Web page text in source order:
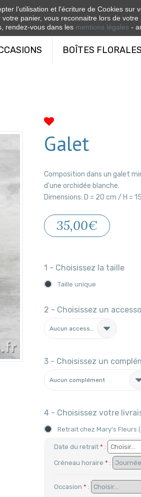
BOÎTES FLORALES
Galet
Composition dans un galet
d'une orchidée blanche.
Dimensions: D = 20 cm / H =
35,00€
1 - Choisissez la taille
Taille unique
2 - Choisissez un
Aucun accessoire
3 - Choisissez un
Aucun complément
4 - Choisissez votre
Retrait chez Mary's Fleurs
Date du retrait * :
Aout 2026
Lun Mar Mer Jeu
3 5
Créneau horaire * :
Occasion * :
l’utilisation et l'écriture de Cookies sur
panier, vous reconnaitre lors de
rendez-vous dans les mentions légales -